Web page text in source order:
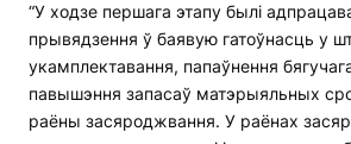
“У ходзе першага этапу былі
прывядзення ў баявую гатоўнасць у
укамплектавання, папаўнення
павышэння запасаў матэрыяльных
раёны засяроджвання. У раёнах